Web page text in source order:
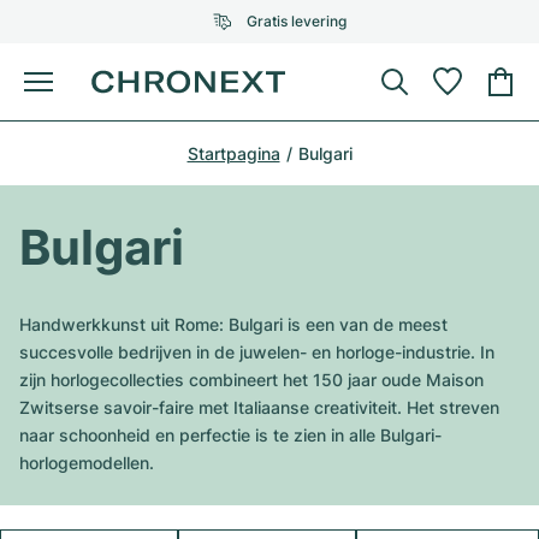
Gratis levering
Menu
GESELECTEERDE MERKEN
Alle Rolex modellen
Top modellen
Omega
Alle Omega modellen
Top modellen
Patek Philippe
Alle Patek Philippe modellen
Audemars Piguet
Cartier
Horloges tweedehands
Juwelen
GESELECTEERDE MERKEN
Tiffany
Louis Vuitton
Gebauer & Gebauer
Van Cleef & Arpels
Nieuwe modellen
Startpagina Bulgari
Bulgari
Handwerkkunst uit Rome: Bulgari is een van de meest
succesvolle bedrijven in de juwelen- en horloge-industrie. In
zijn horlogecollecties combineert het 150 jaar oude Maison
Zwitserse savoir-faire met Italiaanse creativiteit. Het streven
naar schoonheid en perfectie is te zien in alle Bulgari-
horlogemodellen.